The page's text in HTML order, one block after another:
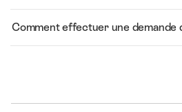
Comment effectuer une demande